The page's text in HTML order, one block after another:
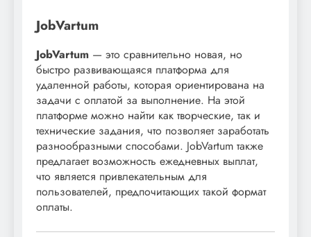
JobVartum
JobVartum — это сравнительно новая, но
быстро развивающаяся платформа для
удаленной работы, которая ориентирована на
задачи с оплатой за выполнение. На этой
платформе можно найти как творческие, так и
технические задания, что позволяет заработать
разнообразными способами. JobVartum также
предлагает возможность ежедневных выплат,
что является привлекательным для
пользователей, предпочитающих такой формат
оплаты.